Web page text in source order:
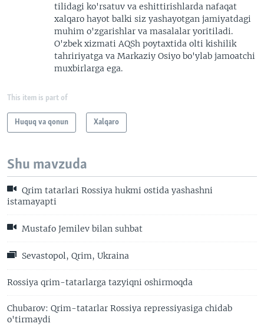
tilidagi ko'rsatuv va eshittirishlarda nafaqat
xalqaro hayot balki siz yashayotgan jamiyatdagi
muhim o'zgarishlar va masalalar yoritiladi.
O'zbek xizmati AQSh poytaxtida olti kishilik
tahririyatga va Markaziy Osiyo bo'ylab jamoatchi
muxbirlarga ega.
This item is part of
Huquq va qonun Xalqaro
Shu mavzuda
Qrim tatarlari Rossiya hukmi ostida yashashni
istamayapti
Mustafo Jemilev bilan suhbat
Sevastopol, Qrim, Ukraina
Rossiya qrim-tatarlarga tazyiqni oshirmoqda
Chubarov: Qrim-tatarlar Rossiya repressiyasiga chidab
o'tirmaydi